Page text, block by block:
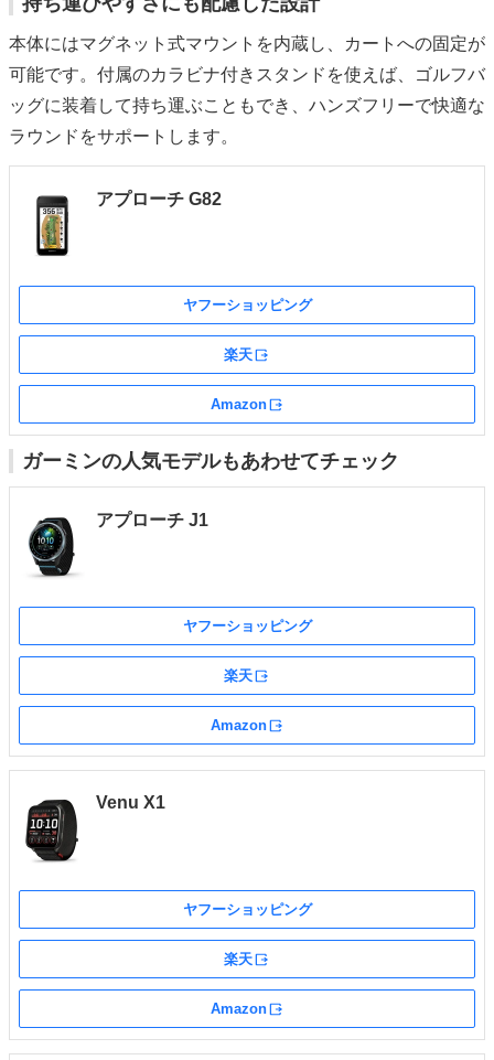
本体にはマグネット式マウントを内蔵し、カートへの固定が
可能です。付属のカラビナ付きスタンドを使えば、ゴルフバ
ッグに装着して持ち運ぶこともでき、ハンズフリーで快適な
ラウンドをサポートします。
アプローチ G82
ヤフーショッピング
楽天
Amazon
ガーミンの人気モデルもあわせてチェック
アプローチ J1
ヤフーショッピング
楽天
Amazon
Venu X1
ヤフーショッピング
楽天
Amazon